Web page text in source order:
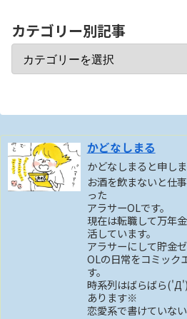
カテゴリー別記事
かどなしまる
かどなしまると申しま
お酒を飲まないと仕
った
アラサーOLです。
現在は転職して万年
活しています。
アラサーにして貯金ゼ
OLの日常をコミック
す。
時系列はばらばら
あります※
恋愛系で書けていな